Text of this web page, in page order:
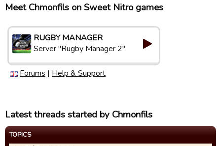
Meet Chmonfils on Sweet Nitro games
RUGBY MANAGER
Server "Rugby Manager 2"
Forums | Help & Support
Latest threads started by Chmonfils
TOPICS